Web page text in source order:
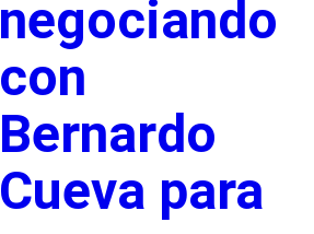
negociando
con
Bernardo
Cueva para